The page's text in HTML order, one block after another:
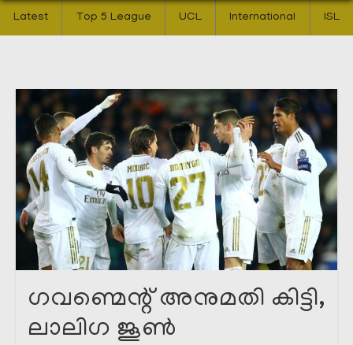
Latest Top 5 League UCL International ISL
ഗവണ്മെന്റ് അനുമതി കിട്ടി,
ലാലിഗ ജൂൺ